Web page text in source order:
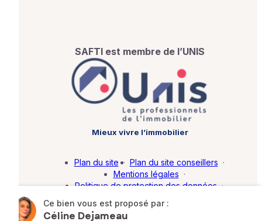
Ce bien vous est proposé par :
Céline Dejameau
SAFTI est membre de l’UNIS
Mieux vivre l’immobilier
Plan du site · Plan du site conseillers ·
Mentions légales ·
Politique de protection des données ·